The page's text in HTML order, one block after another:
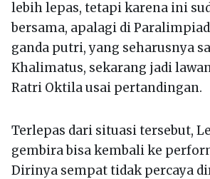
lebih lepas, tetapi karena ini
bersama, apalagi di
ganda putri, yang seharusnya
Khalimatus, sekarang jadi
Ratri Oktila usai pertandingan.
Terlepas dari situasi tersebut,
gembira bisa kembali ke
Dirinya sempat tidak percaya